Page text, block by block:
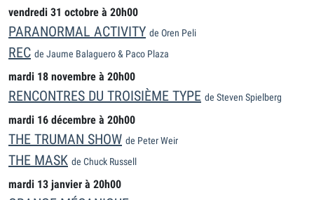
vendredi 31 octobre à 20h00
PARANORMAL ACTIVITY de Oren Peli
REC de Jaume Balaguero & Paco Plaza
mardi 18 novembre à 20h00
RENCONTRES DU TROISIÈME TYPE de Steven Spielberg
mardi 16 décembre à 20h00
THE TRUMAN SHOW de Peter Weir
THE MASK de Chuck Russell
mardi 13 janvier à 20h00